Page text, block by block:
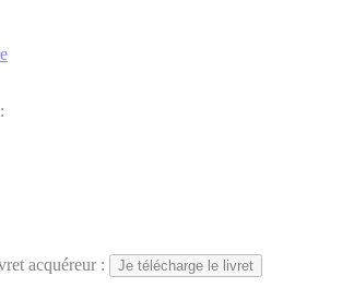
acquéreur : Je télécharge le livret